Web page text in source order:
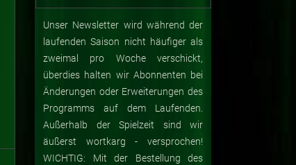
Unser Newsletter wird während der
laufenden Saison nicht häufiger als
zweimal pro Woche verschickt,
überdies halten wir Abonnenten bei
Änderungen oder Erweiterungen des
Programms auf dem Laufenden.
Außerhalb der Spielzeit sind wir
äußerst wortkarg - versprochen!
WICHTIG: Mit der Bestellung des